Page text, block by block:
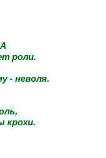
роли.
- неволя.
крохи.